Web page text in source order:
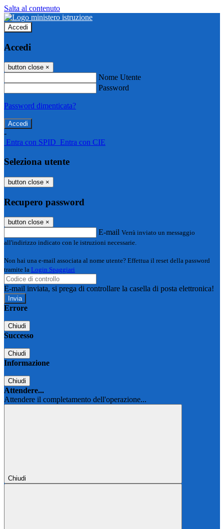
Salta al contenuto
Accedi
Accedi
button close ×
Nome Utente
Password
Password dimenticata?
-
Entra con SPID Entra con CIE
Seleziona utente
button close ×
Recupero password
button close ×
E-mail Verrà inviato un messaggio
all'indirizzo indicato con le istruzioni necessarie.
Non hai una e-mail associata al nome utente? Effettua il reset della password
tramite la Login Spaggiari
E-mail inviata, si prega di controllare la casella di posta elettronica!
Errore
Chiudi
Successo
Chiudi
Informazione
Chiudi
Attendere...
Attendere il completamento dell'operazione...
Chiudi